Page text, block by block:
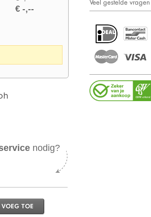
€ -,--
Veel gestelde vragen
nodig?
VOEG TOE